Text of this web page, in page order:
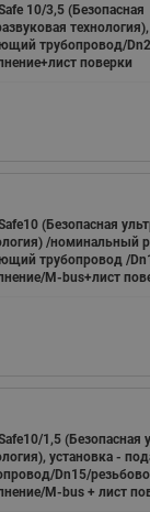
10/3,5 (Безопасная
трубопровод/
поверки
(Безопасная
/номинальный
трубопровод /
M-bus+лист
1,5 (Безопасная
установка -
Dn15/
M-bus + лист